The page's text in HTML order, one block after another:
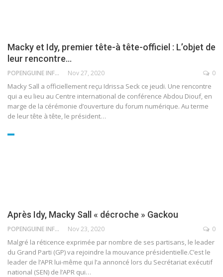
Macky et Idy, premier tête-à tête-officiel : L’objet de
leur rencontre…
POPENGUINE INFO Nov 27, 2020 0
Macky Sall a officiellement reçu Idrissa Seck ce jeudi. Une rencontre
qui a eu lieu au Centre international de conférence Abdou Diouf, en
marge de la cérémonie d’ouverture du forum numérique. Au terme
de leur tête à tête, le président…
Après Idy, Macky Sall « décroche » Gackou
POPENGUINE INFO Nov 23, 2020 0
Malgré la réticence exprimée par nombre de ses partisans, le leader
du Grand Parti (GP) va rejoindre la mouvance présidentielle.C’est le
leader de l’APR lui-même qui l’a annoncé lors du Secrétariat exécutif
national (SEN) de l’APR qui…